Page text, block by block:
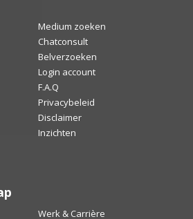
Medium zoeken
Chatconsult
Belverzoeken
Login account
F.A.Q
Privacybeleid
Disclaimer
Inzichten
Werk & Carrière